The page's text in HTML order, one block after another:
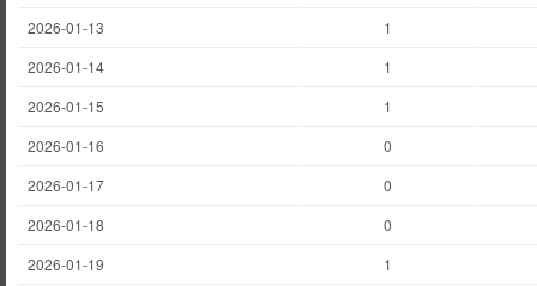
2026-01-13
1
2026-01-14
1
2026-01-15
1
2026-01-16
0
2026-01-17
0
2026-01-18
0
2026-01-19
1